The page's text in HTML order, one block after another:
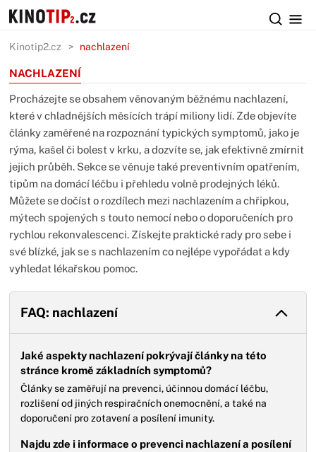
Kinotip2.cz nachlazení
NACHLAZENÍ
Procházejte se obsahem věnovaným běžnému nachlazení,
které v chladnějších měsících trápí miliony lidí. Zde objevíte
články zaměřené na rozpoznání typických symptomů, jako je
rýma, kašel či bolest v krku, a dozvíte se, jak efektivně zmírnit
jejich průběh. Sekce se věnuje také preventivním opatřením,
tipům na domácí léčbu i přehledu volně prodejných léků.
Můžete se dočíst o rozdílech mezi nachlazením a chřipkou,
mýtech spojených s touto nemocí nebo o doporučeních pro
rychlou rekonvalescenci. Získejte praktické rady pro sebe i
své blízké, jak se s nachlazením co nejlépe vypořádat a kdy
vyhledat lékařskou pomoc.
FAQ: nachlazení
Jaké aspekty nachlazení pokrývají články na této
stránce kromě základních symptomů?
Články se zaměřují na prevenci, účinnou domácí léčbu,
rozlišení od jiných respiračních onemocnění, a také na
doporučení pro zotavení a posílení imunity.
Najdu zde i informace o prevenci nachlazení a posílení